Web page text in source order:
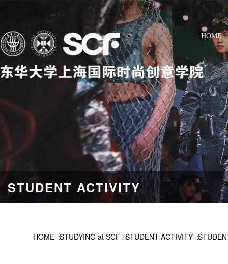
HOME
STUDENT ACTIVITY
HOME STUDYING at SCF STUDENT ACTIVITY